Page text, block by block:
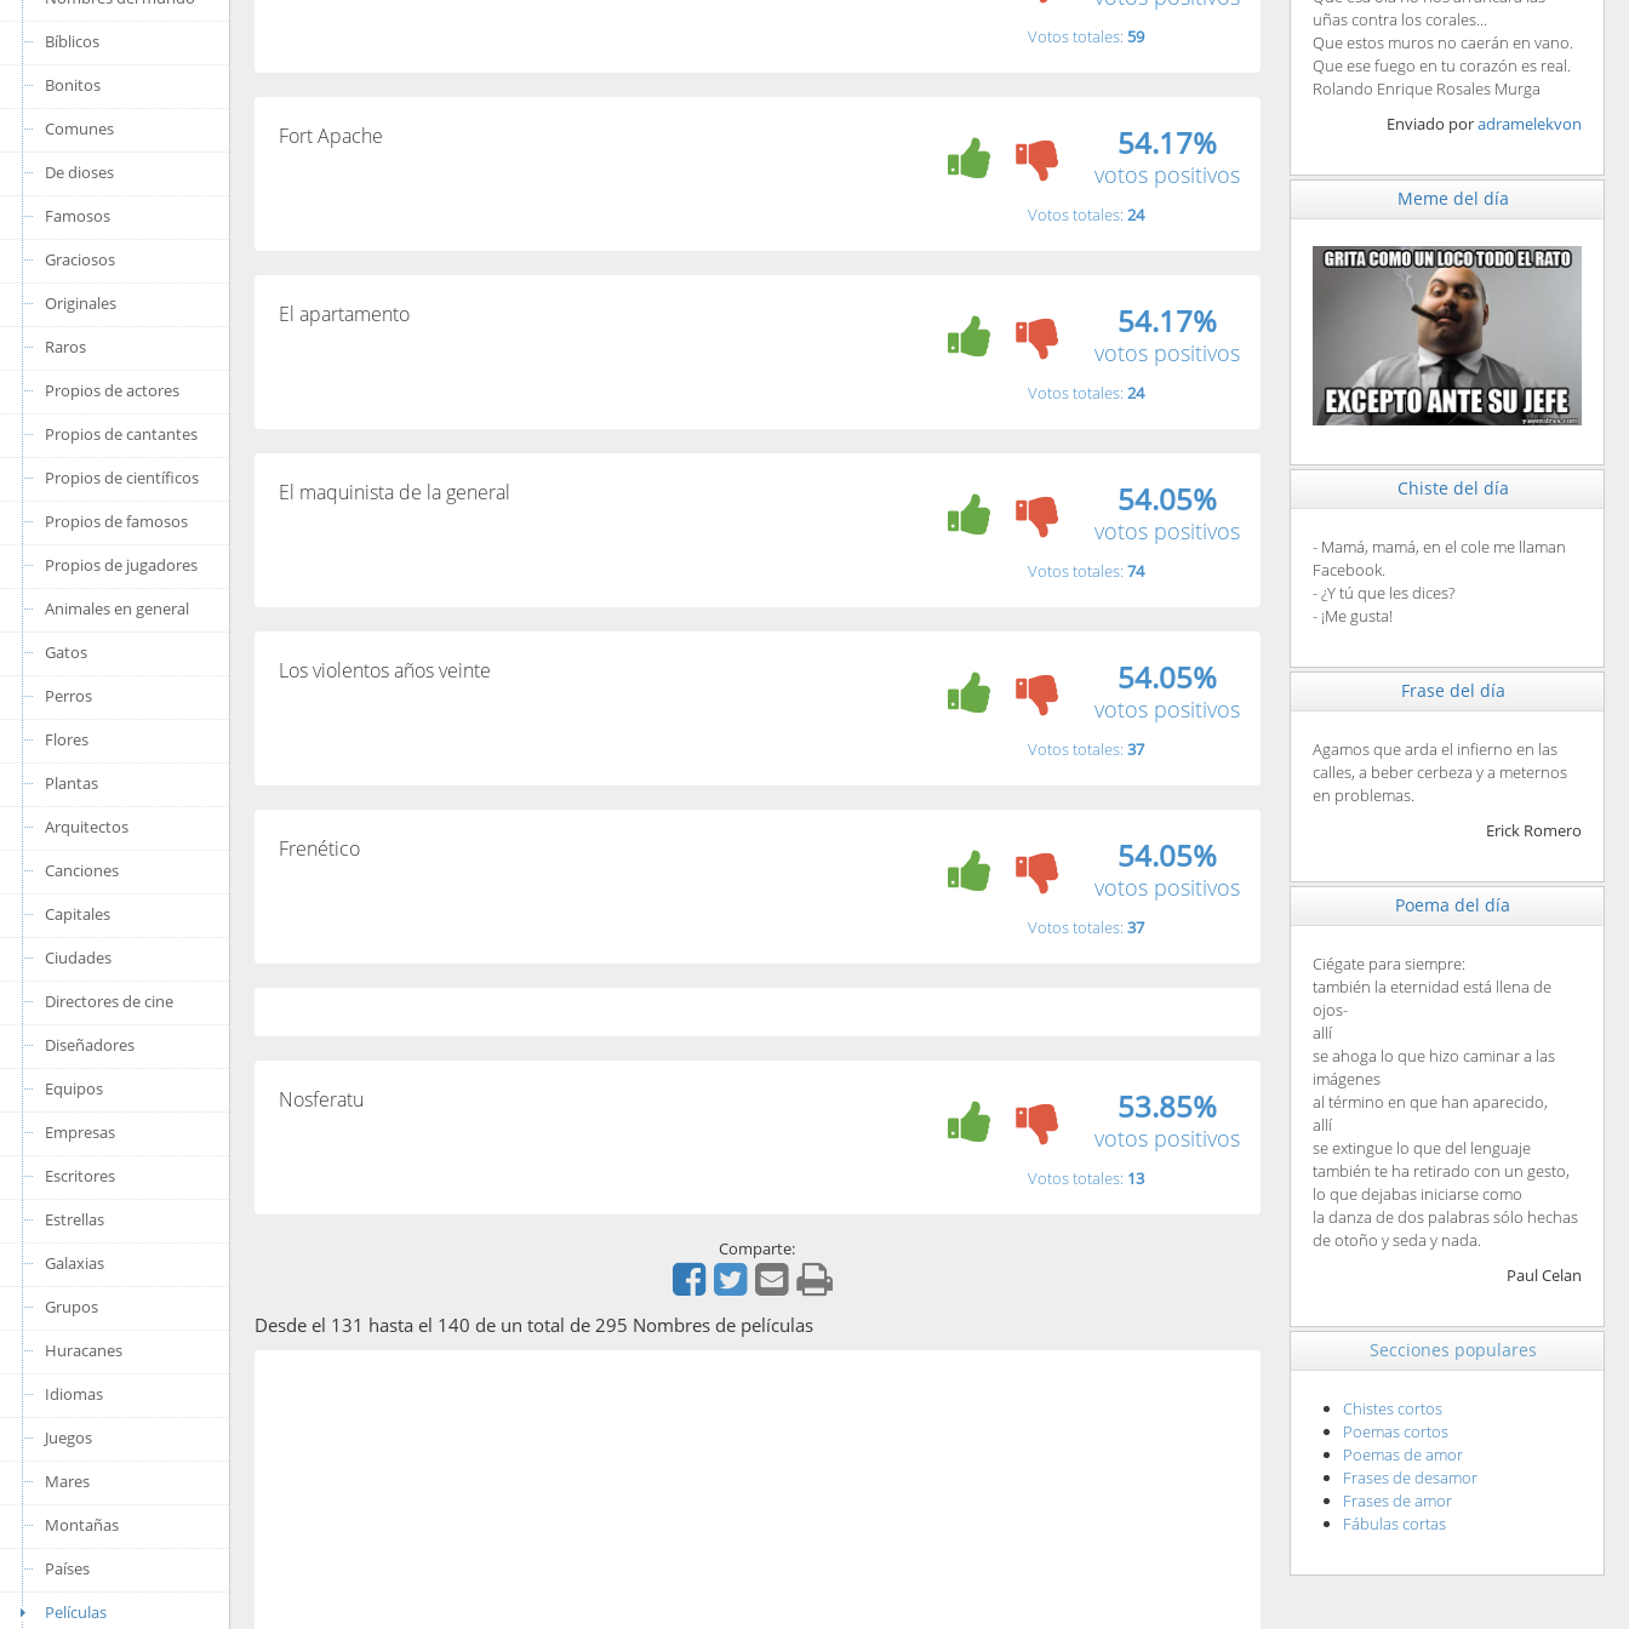
Bíblicos
Bonitos
Comunes
De dioses
Famosos
Graciosos
Originales
Raros
Propios de actores
Propios de cantantes
Propios de científicos
Propios de famosos
Propios de jugadores
Animales en general
Gatos
Perros
Flores
Plantas
Arquitectos
Canciones
Capitales
Ciudades
Directores de cine
Diseñadores
Equipos
Empresas
Escritores
Estrellas
Galaxias
Grupos
Huracanes
Idiomas
Juegos
Mares
Montañas
Países
Películas
Votos totales: 59
Fort Apache 54.17%
votos positivos
Votos totales: 24
El apartamento 54.17%
votos positivos
Votos totales: 24
El maquinista de la general 54.05%
votos positivos
Votos totales: 74
Los violentos años veinte 54.05%
votos positivos
Votos totales: 37
Frenético 54.05%
votos positivos
Votos totales: 37
Nosferatu 53.85%
votos positivos
Votos totales: 13
Comparte:
Desde el 131 hasta el 140 de un total de 295 Nombres de películas
uñas contra los corales...
Que estos muros no caerán en vano.
Que ese fuego en tu corazón es real.
Rolando Enrique Rosales Murga
Enviado poradramelekvon
Meme del día
Chiste del día
- Mamá, mamá, en el cole me llaman
Facebook.
- ¿Y tú que les dices?
- ¡Me gusta!
Frase del día
Agamos que arda el infierno en las
calles, a beber cerbeza y a meternos
en problemas.
Erick Romero
Poema del día
Ciégate para siempre:
también la eternidad está llena de
ojos-
allí
se ahoga lo que hizo caminar a las
imágenes
al término en que han aparecido,
allí
se extingue lo que del lenguaje
también te ha retirado con un gesto,
lo que dejabas iniciarse como
la danza de dos palabras sólo hechas
de otoño y seda y nada.
Paul Celan
Secciones populares
Chistes cortos
Poemas cortos
Poemas de amor
Frases de desamor
Frases de amor
Fábulas cortas